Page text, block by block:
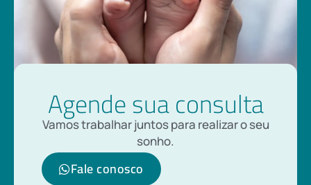
Agende sua consulta
Vamos trabalhar juntos para realizar o seu
sonho.
Fale conosco